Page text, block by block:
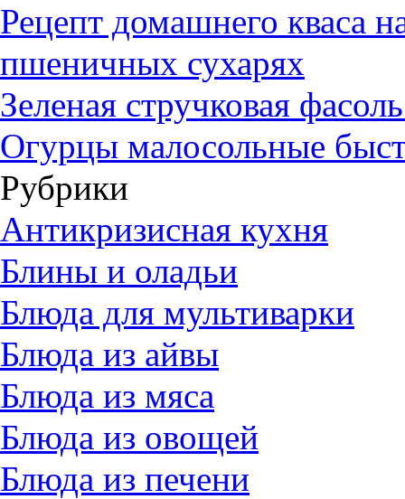
Рецепт домашнего кваса
пшеничных сухарях
Зеленая стручковая
Огурцы малосольные
Рубрики
Антикризисная кухня
Блины и оладьи
Блюда для мультиварки
Блюда из айвы
Блюда из мяса
Блюда из овощей
Блюда из печени